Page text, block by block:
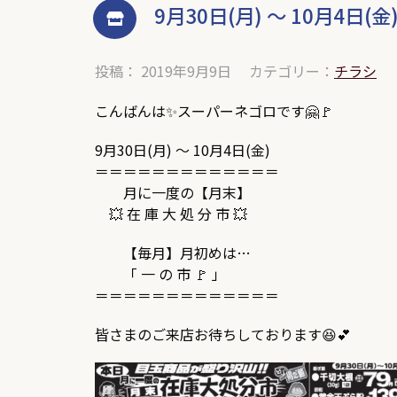
9月30日(月) ～ 10月4日(
投稿： 2019年9月9日 カテゴリー： チラシ
こんばんは✨スーパーネゴロです🤗🚩
9月30日(月) ～ 10月4日(金)
＝＝＝＝＝＝＝＝＝＝＝＝＝
月に一度の【月末】
💥 在 庫 大 処 分 市 💥
【毎月】月初めは…
「 一 の 市 🚩 」
＝＝＝＝＝＝＝＝＝＝＝＝＝
皆さまのご来店お待ちしております😆💕